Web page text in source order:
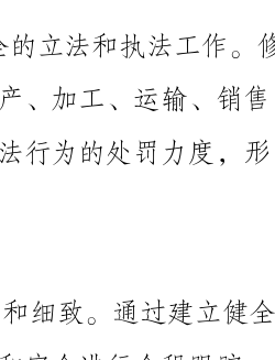
的监测体系和实验室网络，对食品的质量和安全进行全程跟踪，